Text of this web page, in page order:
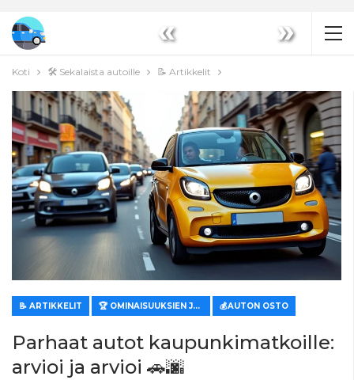
« »
Koti 🛠️ Sekalaista autoille 📝 Artikkelit
📝 ARTIKKELIT 🏆 OMINAISUUKSIEN JA ARVON ARVIOINTI 💰AUTON OSTO
Parhaat autot kaupunkimatkoille:
arvioi ja arvioi 🚗🌆